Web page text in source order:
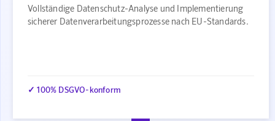
Vollständige Datenschutz-Analyse und Implementierung
sicherer Datenverarbeitungsprozesse nach EU-Standards.
✓ 100% DSGVO-konform